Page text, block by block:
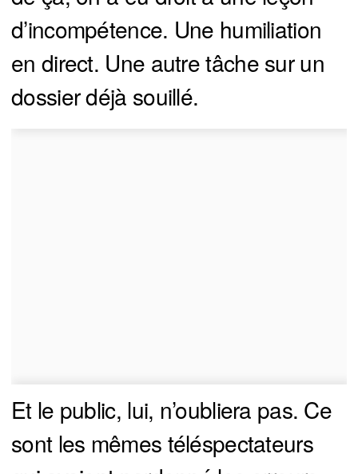
d’incompétence. Une humiliation
en direct. Une autre tâche sur un
dossier déjà souillé.
Et le public, lui, n’oubliera pas. Ce
sont les mêmes téléspectateurs